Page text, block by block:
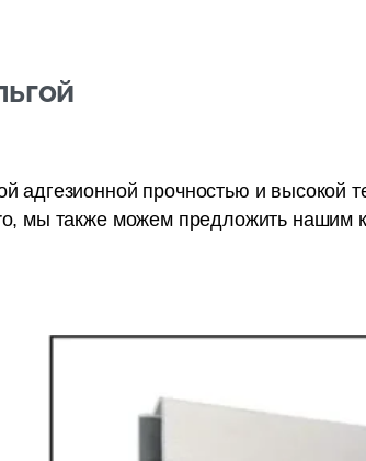
адгезионной прочностью и высокой
мы также можем предложить нашим